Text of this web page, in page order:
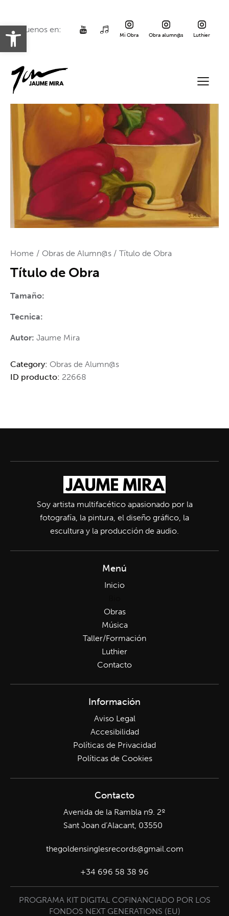
Abrir barra de herramientasSiguenos en:
Mi Obra Obra alumn@s Luthier
Home Obras de Alumn@s Título de Obra
Título de Obra
Tamaño:
Tecnica:
Autor: Jaume Mira
Category: Obras de Alumn@s
ID producto: 22668
Soy artista multifacético apasionado por la
fotografía, la pintura, el diseño gráfico, la
escultura y la producción de audio.
Menú
Inicio
Obras
Música
Taller/Formación
Luthier
Contacto
Información
Aviso Legal
Accesibilidad
Políticas de Privacidad
Políticas de Cookies
Contacto
Avenida de la Rambla n9. 2º
Sant Joan d’Alacant, 03550
thegoldensinglesrecords@gmail.com
+34 696 58 38 96
PROGRAMA KIT DIGITAL COFINANCIADO POR LOS
FONDOS NEXT GENERATIONS (EU)